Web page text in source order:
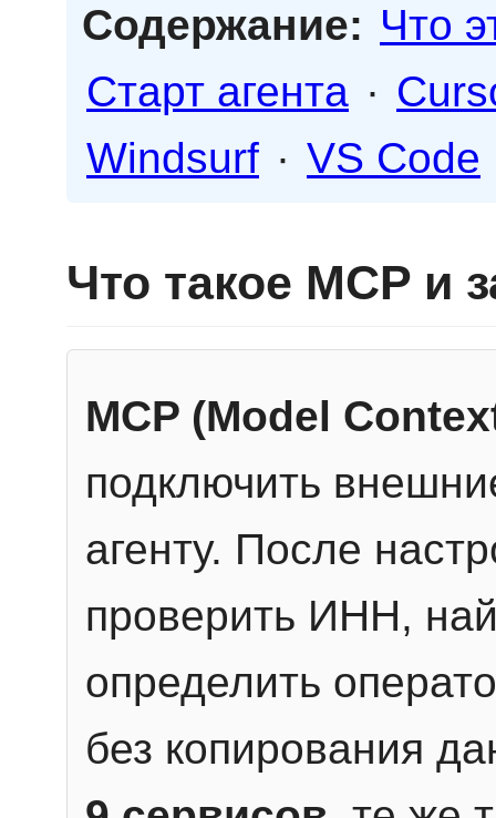
Содержание: Что
Старт агента ·
Windsurf · VS Code
Что такое MCP и
MCP (Model
подключить
агенту. После
проверить ИНН,
определить
без копирования